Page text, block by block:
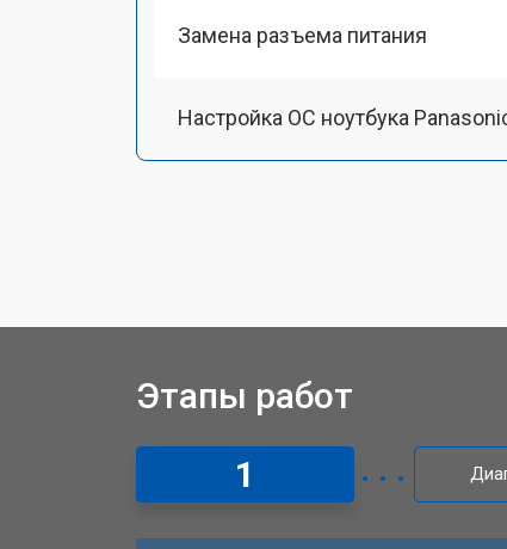
Замена разъема питания
Настройка ОС ноутбука
Ремонт мультиконтроллера
Этапы работ
1